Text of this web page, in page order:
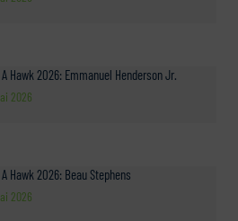
A Hawk 2026: Emmanuel Henderson Jr.
2026
Hawk 2026: Beau Stephens
2026